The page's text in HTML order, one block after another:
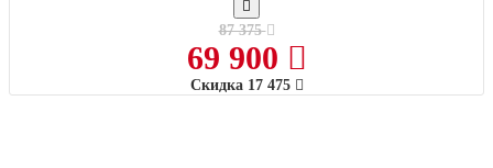
87 375
69 900
Скидка 17 475